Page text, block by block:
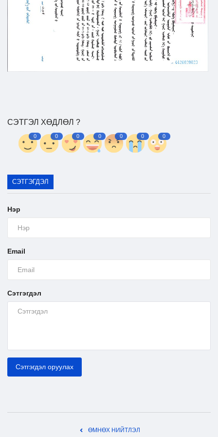
СЭТГЭЛ ХӨДЛӨЛ ?
0 0 0 0 0 0 0
СЭТГЭГДЭЛ
Нэр
Email
Сэтгэгдэл
Сэтгэгдэл оруулах
ӨМНӨХ НИЙТЛЭЛ